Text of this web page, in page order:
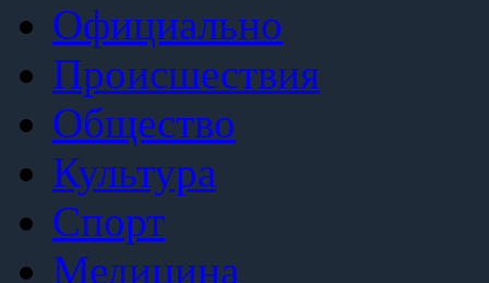
Официально
Происшествия
Общество
Культура
Спорт
Медицина